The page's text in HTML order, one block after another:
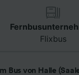
Flixbus
Bus von Halle